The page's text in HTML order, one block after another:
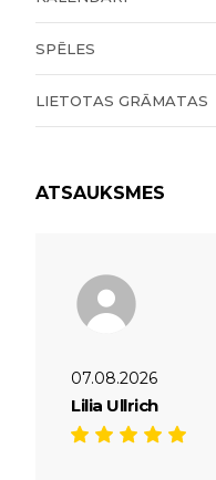
SPĒLES
LIETOTAS GRĀMATAS
ATSAUKSMES
07.08.2026
Lilia Ullrich